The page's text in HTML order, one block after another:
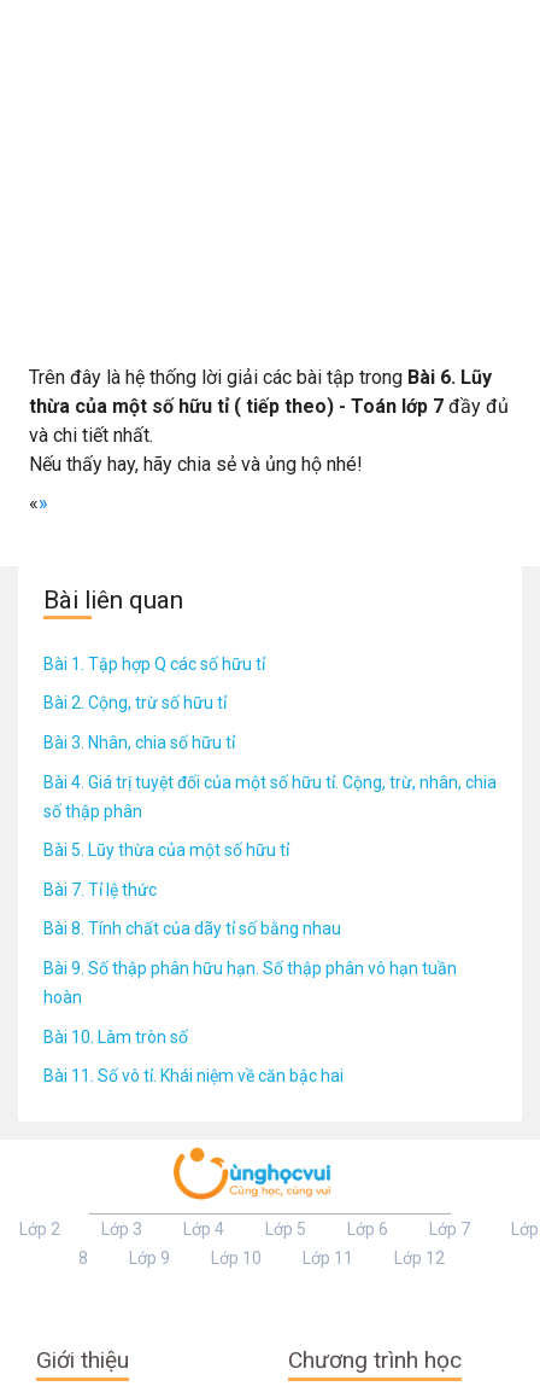
Trên đây là hệ thống lời giải các bài tập trong Bài 6. Lũy
thừa của một số hữu tỉ ( tiếp theo) - Toán lớp 7 đầy đủ
và chi tiết nhất.
Nếu thấy hay, hãy chia sẻ và ủng hộ nhé!
«»
Bài liên quan
Bài 1. Tập hợp Q các số hữu tỉ
Bài 2. Cộng, trừ số hữu tỉ
Bài 3. Nhân, chia số hữu tỉ
Bài 4. Giá trị tuyệt đối của một số hữu tỉ. Cộng, trừ, nhân, chia
số thập phân
Bài 5. Lũy thừa của một số hữu tỉ
Bài 7. Tỉ lệ thức
Bài 8. Tính chất của dãy tỉ số bằng nhau
Bài 9. Số thập phân hữu hạn. Số thập phân vô hạn tuần
hoàn
Bài 10. Làm tròn số
Bài 11. Số vô tỉ. Khái niệm về căn bậc hai
Lớp 2 Lớp 3 Lớp 4 Lớp 5 Lớp 6 Lớp 7
Lớp
8
Lớp 9 Lớp 10 Lớp 11 Lớp 12
Giới thiệu Chương trình học